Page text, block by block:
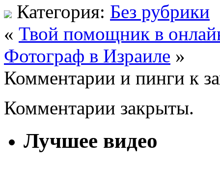
Категория: Без рубрики
« Твой помощник в
Фотограф в Израиле »
Комментарии и пинги к
Комментарии закрыты.
Лучшее видео